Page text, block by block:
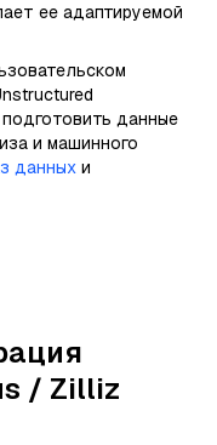
ее адаптируемой
данные
и машинного
данных и
/ Zilliz